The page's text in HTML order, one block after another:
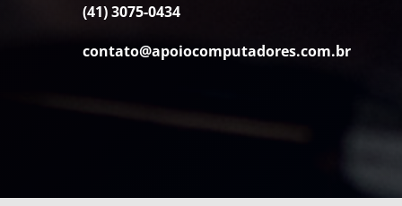
(41) 3075-0434
contato@apoiocomputadores.com.br